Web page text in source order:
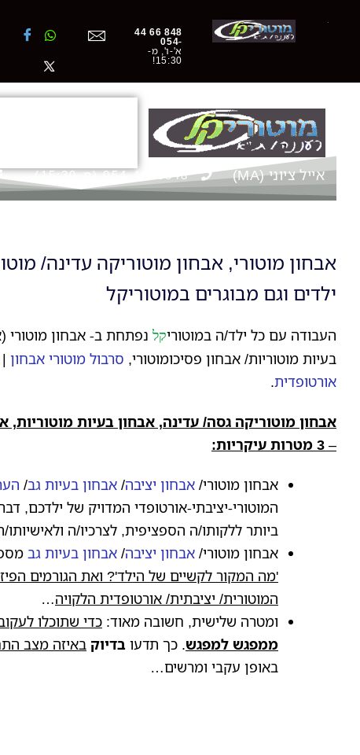
אייל ציוני (MA) 054-4466848 (מ-15:30)
אבחון מוטורי, אבחון מוטוריקה עדינה/
ילדים וגם מבוגרים במוטוריקל
העבודה עם כל ילד/ה במוטוריקל נפתחת ב- אבחון מוטורי
בעיות מוטוריות/ אבחון פסיכומוטורי, סרבול מוטורי אבחון |
אורטופדית.
אבחון מוטוריקה גסה/ עדינה, אבחון בעיות מוטוריות,
–
3 מטרות עיקריות:
אבחון מוטורי/ אבחון יציבה/ אבחון בעיות גב/
המוטורי-יציבתי-אורטופדי המדויק של ילדכם,
ביותר ללקותו/ה הספציפית, לצרכיו/ה
אבחון מוטורי/ אבחון יציבה/ אבחון בעיות גב
'מה המקור לקשיים של הילד'? ואת הגורמים
המוטורית/ יציבתית/ אורטופדית הלקויה…
ומטרה שלישית, חשובה מאוד: כדי שתוכלו
ממפגש למפגש. כך תדעו בדיוק באיזה מצב
באופן עקבי ומרשים…
848 66 44
-054
א'-ו', מ-
15:30!